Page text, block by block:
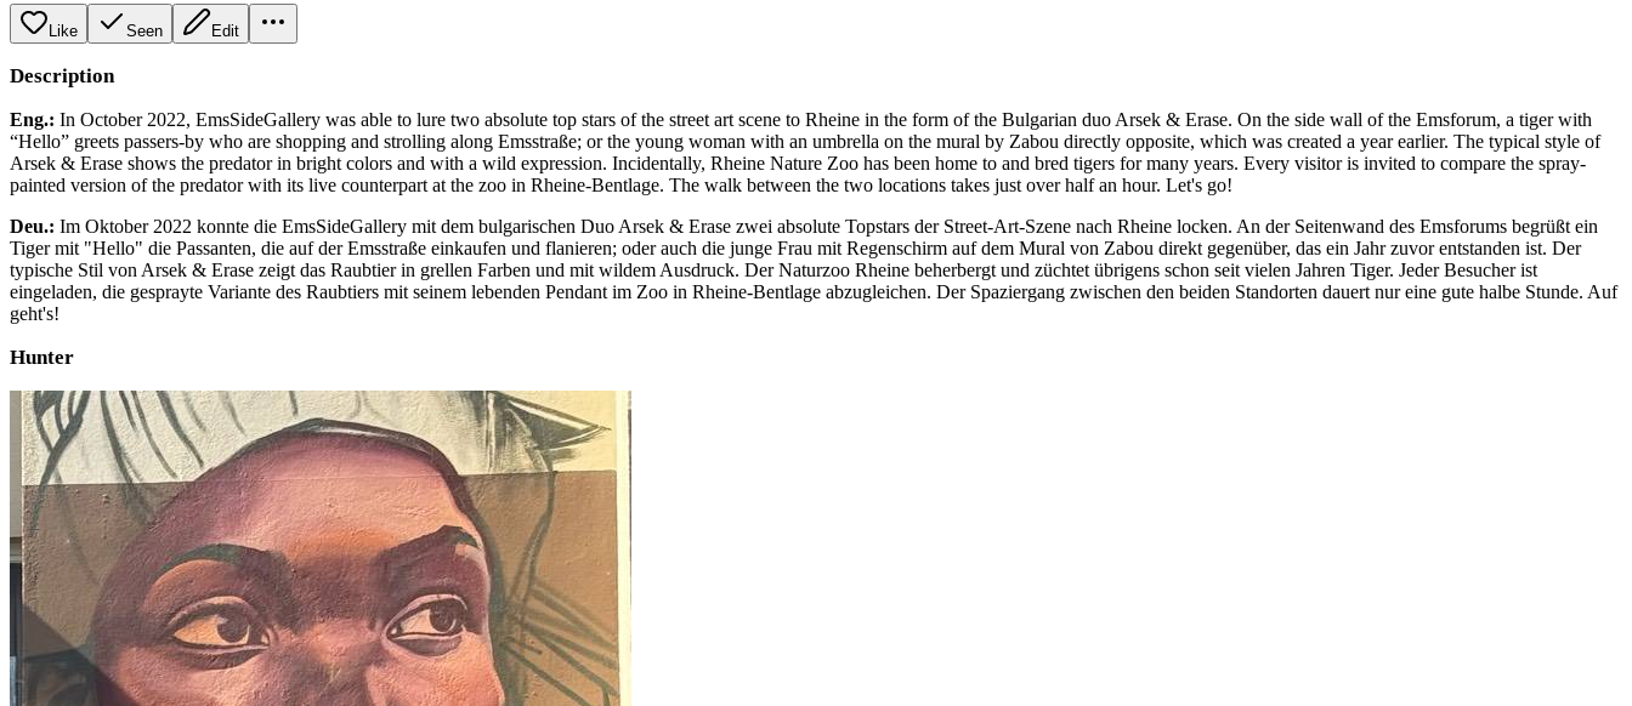
Like Seen Edit
Description
Eng.: In October 2022, EmsSideGallery was able to lure two absolute top stars of the street art scene to Rheine in the form of the Bulgarian duo Arsek & Erase. On the side wall of the Emsforum, a tiger with
“Hello” greets passers-by who are shopping and strolling along Emsstraße; or the young woman with an umbrella on the mural by Zabou directly opposite, which was created a year earlier. The typical style of
Arsek & Erase shows the predator in bright colors and with a wild expression. Incidentally, Rheine Nature Zoo has been home to and bred tigers for many years. Every visitor is invited to compare the spray-
painted version of the predator with its live counterpart at the zoo in Rheine-Bentlage. The walk between the two locations takes just over half an hour. Let's go!
Deu.: Im Oktober 2022 konnte die EmsSideGallery mit dem bulgarischen Duo Arsek & Erase zwei absolute Topstars der Street-Art-Szene nach Rheine locken. An der Seitenwand des Emsforums begrüßt ein
Tiger mit "Hello" die Passanten, die auf der Emsstraße einkaufen und flanieren; oder auch die junge Frau mit Regenschirm auf dem Mural von Zabou direkt gegenüber, das ein Jahr zuvor entstanden ist. Der
typische Stil von Arsek & Erase zeigt das Raubtier in grellen Farben und mit wildem Ausdruck. Der Naturzoo Rheine beherbergt und züchtet übrigens schon seit vielen Jahren Tiger. Jeder Besucher ist
eingeladen, die gesprayte Variante des Raubtiers mit seinem lebenden Pendant im Zoo in Rheine-Bentlage abzugleichen. Der Spaziergang zwischen den beiden Standorten dauert nur eine gute halbe Stunde. Auf
geht's!
Hunter